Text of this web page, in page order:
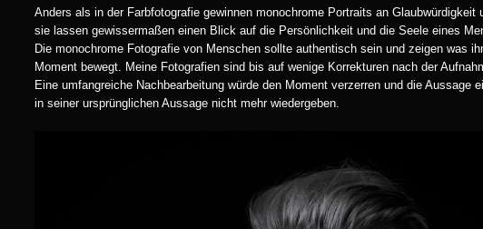
Anders als in der Farbfotografie gewinnen monochrome Portraits an Glaubwürdigkeit
sie lassen gewissermaßen einen Blick auf die Persönlichkeit und die Seele eines
Die monochrome Fotografie von Menschen sollte authentisch sein und zeigen was
Moment bewegt. Meine Fotografien sind bis auf wenige Korrekturen nach der
Eine umfangreiche Nachbearbeitung würde den Moment verzerren und die Aussage
in seiner ursprünglichen Aussage nicht mehr wiedergeben.